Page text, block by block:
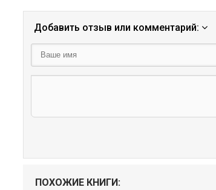
Добавить отзыв или комментарий:
ПОХОЖИЕ КНИГИ: